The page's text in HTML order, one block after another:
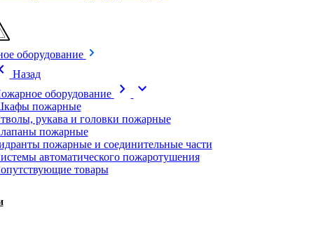
оборудование
Назад
оборудование
chevron_right expand_more
пожарные
рукава и головки пожарные
пожарные
пожарные и соединительные части
автоматического пожаротушения
товары